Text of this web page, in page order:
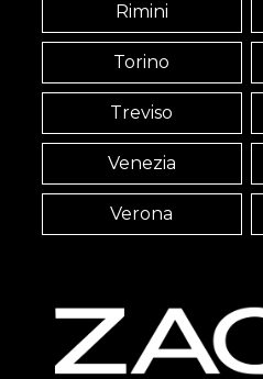
Rimini
Torino
Treviso
Venezia
Verona